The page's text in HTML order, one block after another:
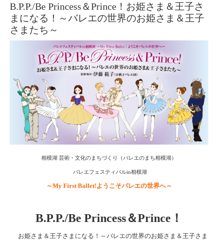
B.P.P./Be Princess＆Prince！お姫さま＆王子さ
まになる！～バレエの世界のお姫さま＆王子
さまたち～
相模湖 芸術・文化のまちづくり（バレエのまち相模湖）
バレエフェスティバルin相模湖
～My First Ballet!ようこそバレエの世界へ～
B.P.P./Be Princess＆Prince！
お姫さま＆王子さまになる！ ～バレエの世界のお姫さま＆王子さま